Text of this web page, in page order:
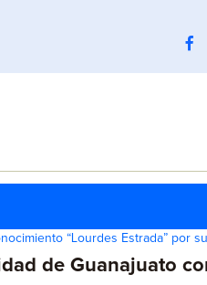
“Lourdes Estrada” por
de Guanajuato